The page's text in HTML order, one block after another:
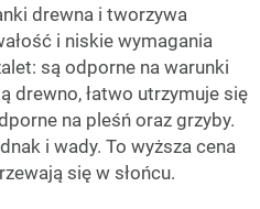
drewna i tworzywa
i niskie wymagania
są odporne na warunki
drewno, łatwo utrzymuje się
na pleśń oraz grzyby.
i wady. To wyższa cena
się w słońcu.